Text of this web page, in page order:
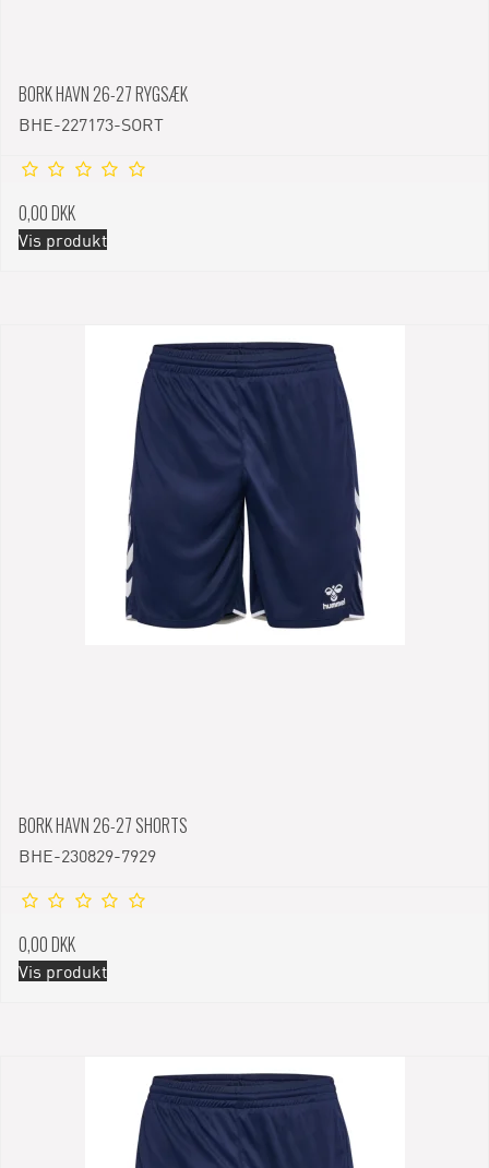
BORK HAVN 26-27 RYGSÆK
BHE-227173-SORT
0,00 DKK
Vis produkt
BORK HAVN 26-27 SHORTS
BHE-230829-7929
0,00 DKK
Vis produkt